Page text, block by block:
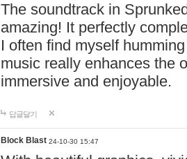
The soundtrack in
amazing! It perfectly
I often find myself
music really enhances the
immersive and enjoyable.
답글달기
Block Blast 24-10-30 15:47